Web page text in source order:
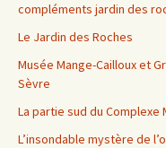
compléments jardin des
Le Jardin des Roches
Musée Mange-Cailloux et
Sèvre
La partie sud du
L’insondable mystère de